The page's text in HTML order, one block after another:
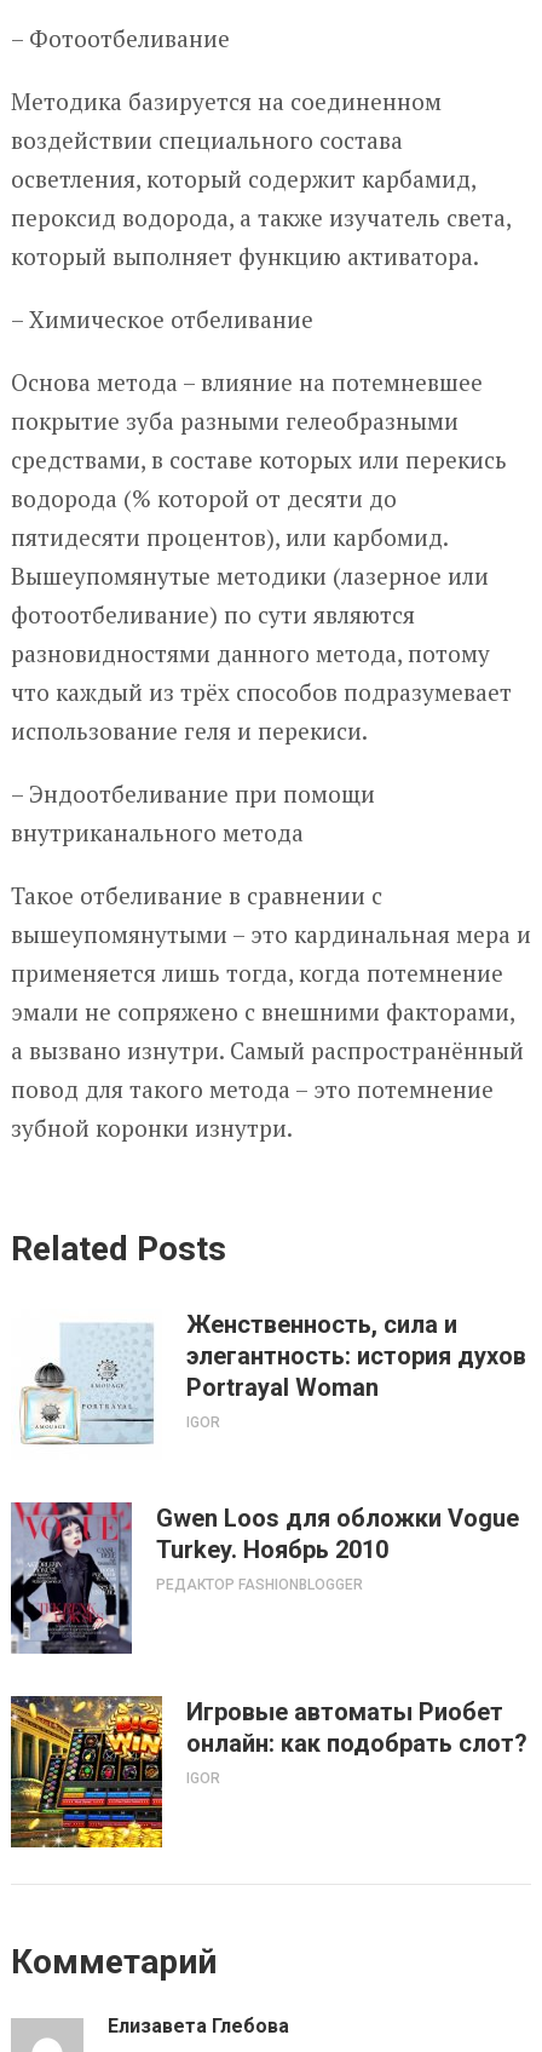
– Фотоотбеливание
Методика базируется на соединенном
воздействии специального состава
осветления, который содержит карбамид,
пероксид водорода, а также изучатель света,
который выполняет функцию активатора.
– Химическое отбеливание
Основа метода – влияние на потемневшее
покрытие зуба разными гелеобразными
средствами, в составе которых или перекись
водорода (% которой от десяти до
пятидесяти процентов), или карбомид.
Вышеупомянутые методики (лазерное или
фотоотбеливание) по сути являются
разновидностями данного метода, потому
что каждый из трёх способов подразумевает
использование геля и перекиси.
– Эндоотбеливание при помощи
внутриканального метода
Такое отбеливание в сравнении с
вышеупомянутыми – это кардинальная мера и
применяется лишь тогда, когда потемнение
эмали не сопряжено с внешними факторами,
а вызвано изнутри. Самый распространённый
повод для такого метода – это потемнение
зубной коронки изнутри.
Related Posts
Женственность, сила и
элегантность: история духов
Portrayal Woman
IGOR
Gwen Loos для обложки Vogue
Turkey. Ноябрь 2010
РЕДАКТОР FASHIONBLOGGER
Игровые автоматы Риобет
онлайн: как подобрать слот?
IGOR
Комметарий
Елизавета Глебова